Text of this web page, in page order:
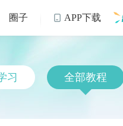
圈子  APP下载
习 全部教程